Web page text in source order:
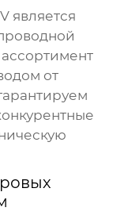
является
от